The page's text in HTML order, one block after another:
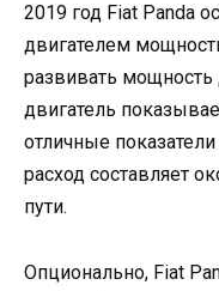
2019 год Fiat Panda
двигателем
развивать
двигатель
отличные
расход составляет
пути.
Опционально, Fiat